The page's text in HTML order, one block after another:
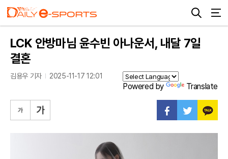
LCK 안방마님 윤수빈 아나운서, 내달 7일
결혼
김용우 기자 2025-11-17 12:01
Powered by Translate